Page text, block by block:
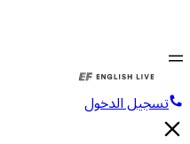
تسجيل الدخول